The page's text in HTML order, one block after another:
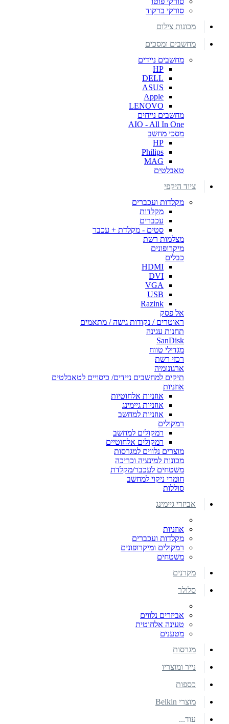
סורקי ברקוד
מכונות צילום
מחשבים ומסכים
מחשבים ניידים
HP
DELL
ASUS
Apple
LENOVO
מחשבים נייחים
AIO - All In One
מסכי מחשב
HP
Philips
MAG
טאבלטים
ציוד היקפי
מקלדות ועכברים
מקלדות
עכברים
סטים - מקלדת + עכבר
מצלמות רשת
מיקרופונים
כבלים
HDMI
DVI
VGA
USB
Razink
אל פסק
ראוטרים / נקודות גישה / מתאמים
תחנות עגינה
SanDisk
מגדילי טווח
רכזי רשת
ארגונומיה
תיקים למחשבים ניידים/ כיסויים לטאבלטים
אוזניות
אוזניות אלחוטיות
אוזניות גיימינג
אוזניות למחשב
רמקולים
רמקולים למחשב
רמקולים אלחוטיים
מוצרים נלווים למגרסות
מכונות למינציה וכריכה
משטחים לעכבר/מקלדת
חומרי ניקוי למחשב
סוללות
אביזרי גיימינג
אוזניות
מקלדות ועכברים
רמקולים ומיקרופונים
משטחים
מקרנים
סלולר
אביזרים נלווים
טעינה אלחוטית
מטענים
מגרסות
נייר ומוצריו
כספות
מוצרי Belkin
עוד...